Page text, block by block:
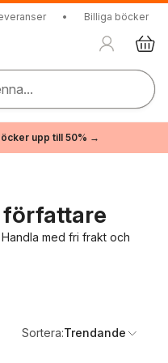
• Billiga böcker
upp till 50% →
författare
med fri frakt och
Sortera:Trendande